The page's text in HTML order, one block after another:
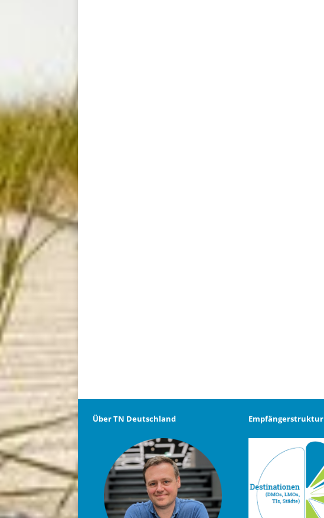
Über TN Deutschland Empfängerstruktur